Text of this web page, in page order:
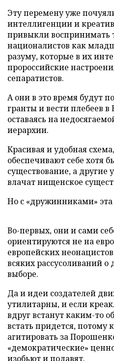
Эту перемену уже
интеллигенции и
привыкли воспринимать
националистов как
разуму, которые в их
пророссийские
сепаратистов.
А они в это время будут
гранты и вести плебеев
оставаясь на
иерархии.
Красивая и удобная
обеспечивают себе хотя
существование, а
влачат нищенское
Но с «дружинниками» эта
Во-первых, они и сами
ориентируются не на
европейских
всяких рассусоливаний
выборе.
Да и идеи создателей
утилитарны, и если
вдруг встанут каким-то
встать придется, потому
агитировать за
«демократические»
изобьют и подавят.